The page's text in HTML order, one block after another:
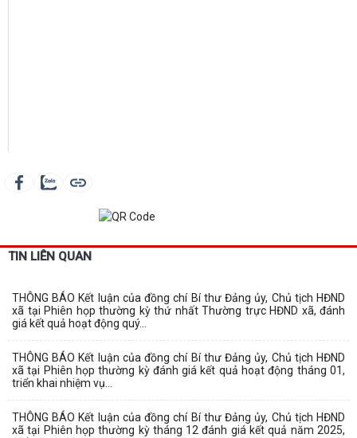
TIN LIÊN QUAN
THÔNG BÁO Kết luận của đồng chí Bí thư Đảng ủy, Chủ tịch HĐND
xã tại Phiên họp thường kỳ thứ nhất Thường trực HĐND xã, đánh
giá kết quả hoạt động quý...
THÔNG BÁO Kết luận của đồng chí Bí thư Đảng ủy, Chủ tịch HĐND
xã tại Phiên họp thường kỳ đánh giá kết quả hoạt động tháng 01,
triển khai nhiệm vụ...
THÔNG BÁO Kết luận của đồng chí Bí thư Đảng ủy, Chủ tịch HĐND
xã tại Phiên họp thường kỳ tháng 12 đánh giá kết quả năm 2025,